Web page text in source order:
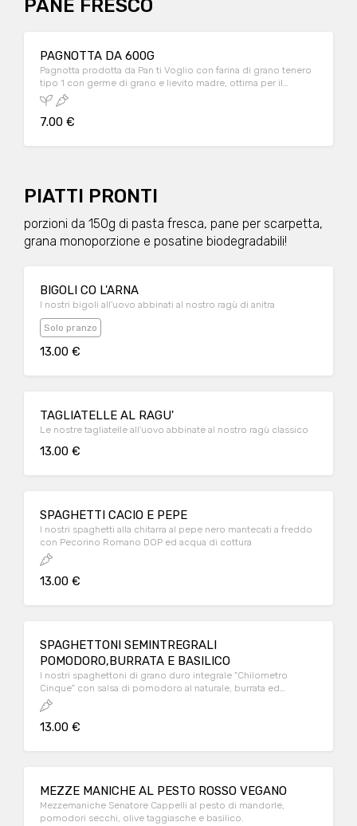
PANE FRESCO
PAGNOTTA DA 600G
Pagnotta prodotta da Pan ti Voglio con farina di grano tenero
tipo 1 con germe di grano e lievito madre, ottima per il
consumo in più giorni.
7.00 €
PIATTI PRONTI
porzioni da 150g di pasta fresca, pane per scarpetta,
grana monoporzione e posatine biodegradabili!
BIGOLI CO L'ARNA
I nostri bigoli all'uovo abbinati al nostro ragù di anitra
Solo pranzo
13.00 €
TAGLIATELLE AL RAGU'
Le nostre tagliatelle all'uovo abbinate al nostro ragù classico
13.00 €
SPAGHETTI CACIO E PEPE
I nostri spaghetti alla chitarra al pepe nero mantecati a freddo
con Pecorino Romano DOP ed acqua di cottura
13.00 €
SPAGHETTONI SEMINTREGRALI
POMODORO,BURRATA E BASILICO
I nostri spaghettoni di grano duro integrale "Chilometro
Cinque" con salsa di pomodoro al naturale, burrata ed
emulsione al basilico a fine cottura
13.00 €
MEZZE MANICHE AL PESTO ROSSO VEGANO
Mezzemaniche Senatore Cappelli al pesto di mandorle,
pomodori secchi, olive taggiasche e basilico.